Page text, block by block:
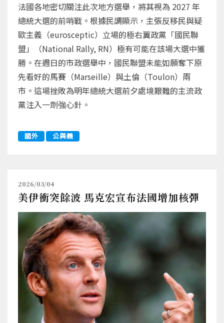
法國各地密切關注此次地方選舉，將其視為 2027 年
總統大選的前哨戰。根據民調顯示，主張反移民與疑
歐主義（eurosceptic）立場的極右翼政黨「國民聯
盟」（National Rally, RN）極有可能在該場大選中獲
勝。在週日的市政選舉中，國民聯盟未能如願奪下原
先看好的馬賽（Marseille）與土倫（Toulon）兩
市。這場挫敗為明年總統大選前夕處境艱難的主流政
黨注入一劑強心針。
國外 公與義
2026/03/04
美伊衝突餘波 馬克宏宣布法國增加核彈